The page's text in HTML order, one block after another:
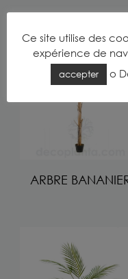
ARBRE
Ce site utilise des
expérience de
accepter o